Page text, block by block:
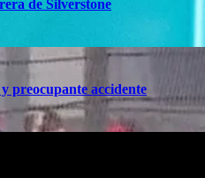
de Silverstone
preocupante accidente